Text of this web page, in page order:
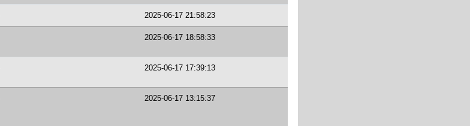
2025-06-17 21:58:23
2025-06-17 18:58:33
2025-06-17 17:39:13
2025-06-17 13:15:37